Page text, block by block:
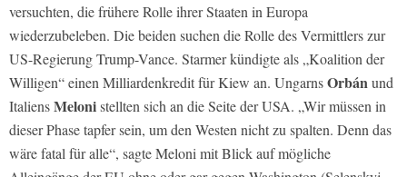
versuchten, die frühere Rolle ihrer Staaten in Europa
wiederzubeleben. Die beiden suchen die Rolle des Vermittlers zur
US-Regierung Trump-Vance. Starmer kündigte als „Koalition der
Willigen“ einen Milliardenkredit für Kiew an. UngarnsOrbánund
ItaliensMelonistellten sich an die Seite der USA. „Wir müssen in
dieser Phase tapfer sein, um den Westen nicht zu spalten. Denn das
wäre fatal für alle“, sagte Meloni mit Blick auf mögliche